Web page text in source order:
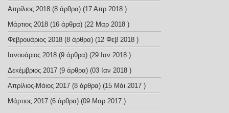
Απρίλιος 2018 (8 άρθρα) (17 Απρ 2018 )
Μάρτιος 2018 (16 άρθρα) (22 Μαρ 2018 )
Φεβρουάριος 2018 (8 άρθρα) (12 Φεβ 2018 )
Ιανουάριος 2018 (9 άρθρα) (29 Ιαν 2018 )
Δεκέμβριος 2017 (9 άρθρα) (03 Ιαν 2018 )
Απρίλιος-Μάιος 2017 (8 άρθρα) (15 Μάι 2017 )
Μάρτιος 2017 (6 άρθρα) (09 Μαρ 2017 )